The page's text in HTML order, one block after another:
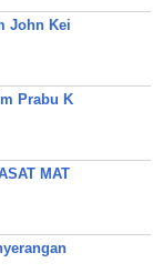
John Kei
Prabu K
MAT